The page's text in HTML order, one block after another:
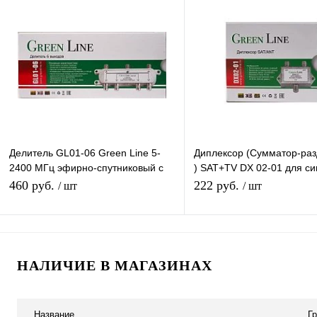
Купить в 1 клик К сравнению
В избранное
Купить в 1 клик
В избранное Под
Делитель GL01-06 Green Line 5-
2400 МГц эфирно-спутниковый с
проходом питания 1х6
460 руб. / шт
Диплексор (Сумматор-
) SAT+TV DX 02-01 для
спутникового и эфирного
222 руб. / шт
НАЛИЧИЕ В МАГАЗИНАХ
Название